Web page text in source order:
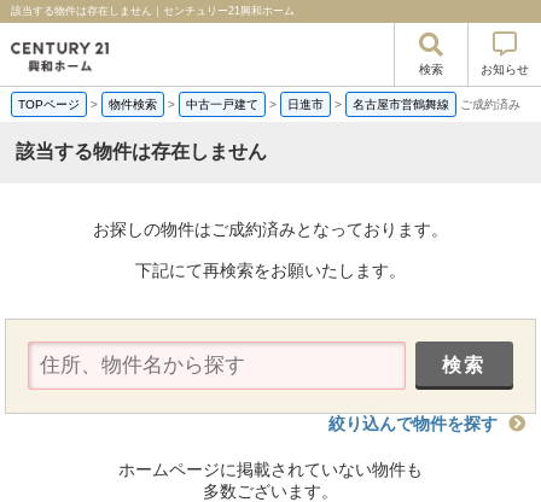
該当する物件は存在しません｜センチュリー21興和ホーム
検索 お知らせ
TOPページ > 物件検索 > 中古一戸建て > 日進市 > 名古屋市営鶴舞線 ご成約済み
該当する物件は存在しません
お探しの物件はご成約済みとなっております。
下記にて再検索をお願いたします。
絞り込んで物件を探す
ホームページに掲載されていない物件も
多数ございます。